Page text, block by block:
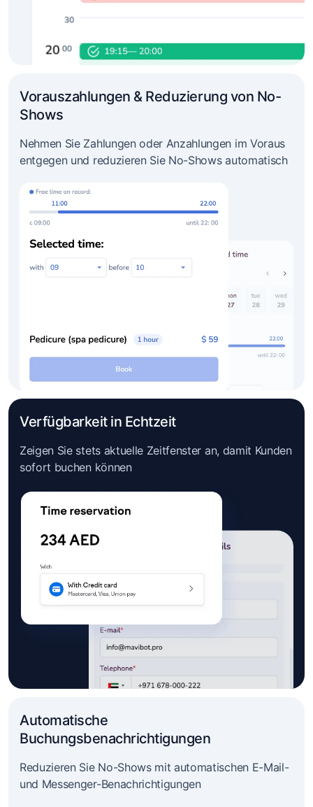
Vorauszahlungen & Reduzierung von No-
Shows
Nehmen Sie Zahlungen oder Anzahlungen im Voraus
entgegen und reduzieren Sie No-Shows automatisch
Verfügbarkeit in Echtzeit
Zeigen Sie stets aktuelle Zeitfenster an, damit Kunden
sofort buchen können
Automatische
Buchungsbenachrichtigungen
Reduzieren Sie No-Shows mit automatischen E-Mail-
und Messenger-Benachrichtigungen